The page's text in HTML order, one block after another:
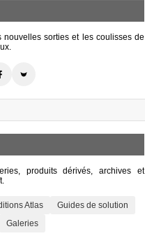
nouvelles sorties et les coulisses de
produits dérivés, archives et
Atlas
Guides de solution
Galeries